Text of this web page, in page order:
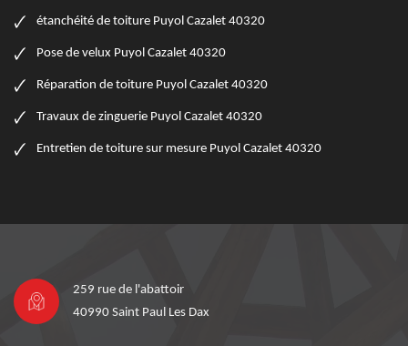
étanchéité de toiture Puyol Cazalet 40320
Pose de velux Puyol Cazalet 40320
Réparation de toiture Puyol Cazalet 40320
Travaux de zinguerie Puyol Cazalet 40320
Entretien de toiture sur mesure Puyol Cazalet 40320
259 rue de l'abattoir
40990 Saint Paul Les Dax